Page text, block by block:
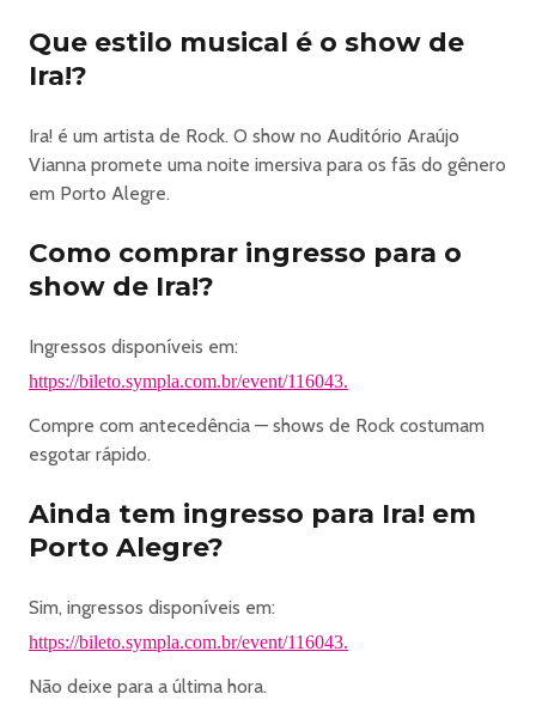
INFORMAÇÕES:
Onde: Auditório Araújo Vianna (Avenida Osvaldo Aranha,
Quando: 17 de outubro, sábado, às 21h
Abertura da casa: 19h30
Classificação: 16 anos. Menores de 16 anos acompanhados
Crianças até 24 meses não pagam entrada e ficam no
colo dos responsáveis durante a apresentação. A partir
de 02 anos e 1 dia, a criança paga meia-entrada mediante
nascimento.
INGRESSOS:
* O Auditório Araújo Vianna não se responsabiliza por
ingressos comprados na plataforma Viagogo e em outros
Lote 1:
Plateia Alta Lateral:
Inteira solidária (todas as pessoas podem comprar
120
Meia entrada (desconto de 50%): R$ 100
Inteira: R$ 200
Que estilo musical é o show de
Ira!?
Ira! é um artista de Rock. O show no Auditório Araújo
Vianna promete uma noite imersiva para os fãs do gênero
em Porto Alegre.
Como comprar ingresso para o
show de Ira!?
Ingressos disponíveis em:
https://bileto.sympla.com.br/event/116043.
Compre com antecedência — shows de Rock costumam
esgotar rápido.
Ainda tem ingresso para Ira! em
Porto Alegre?
Sim, ingressos disponíveis em:
https://bileto.sympla.com.br/event/116043.
Não deixe para a última hora.